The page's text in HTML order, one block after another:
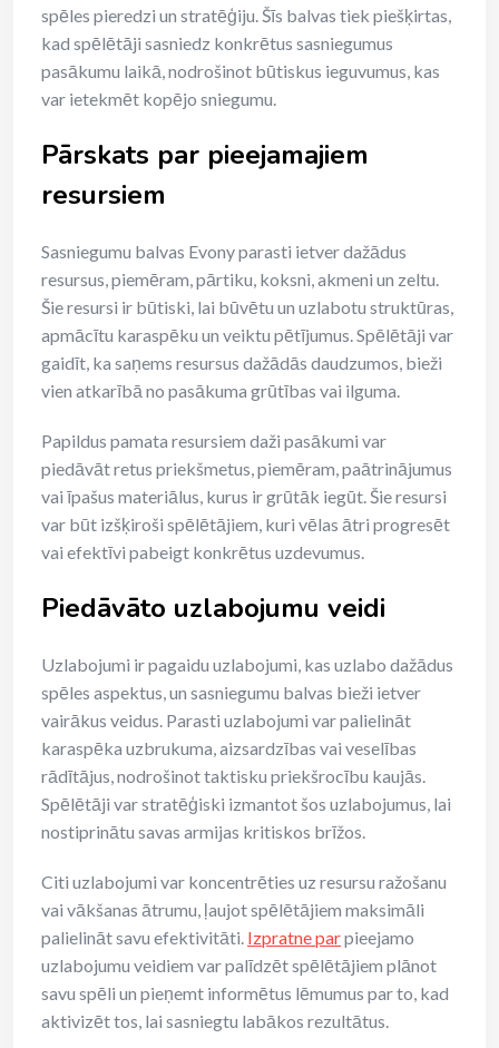
spēles pieredzi un stratēģiju. Šīs balvas tiek piešķirtas,
kad spēlētāji sasniedz konkrētus sasniegumus
pasākumu laikā, nodrošinot būtiskus ieguvumus, kas
var ietekmēt kopējo sniegumu.
Pārskats par pieejamajiem
resursiem
Sasniegumu balvas Evony parasti ietver dažādus
resursus, piemēram, pārtiku, koksni, akmeni un zeltu.
Šie resursi ir būtiski, lai būvētu un uzlabotu struktūras,
apmācītu karaspēku un veiktu pētījumus. Spēlētāji var
gaidīt, ka saņems resursus dažādās daudzumos, bieži
vien atkarībā no pasākuma grūtības vai ilguma.
Papildus pamata resursiem daži pasākumi var
piedāvāt retus priekšmetus, piemēram, paātrinājumus
vai īpašus materiālus, kurus ir grūtāk iegūt. Šie resursi
var būt izšķiroši spēlētājiem, kuri vēlas ātri progresēt
vai efektīvi pabeigt konkrētus uzdevumus.
Piedāvāto uzlabojumu veidi
Uzlabojumi ir pagaidu uzlabojumi, kas uzlabo dažādus
spēles aspektus, un sasniegumu balvas bieži ietver
vairākus veidus. Parasti uzlabojumi var palielināt
karaspēka uzbrukuma, aizsardzības vai veselības
rādītājus, nodrošinot taktisku priekšrocību kaujās.
Spēlētāji var stratēģiski izmantot šos uzlabojumus, lai
nostiprinātu savas armijas kritiskos brīžos.
Citi uzlabojumi var koncentrēties uz resursu ražošanu
vai vākšanas ātrumu, ļaujot spēlētājiem maksimāli
palielināt savu efektivitāti. Izpratne parpieejamo
uzlabojumu veidiem var palīdzēt spēlētājiem plānot
savu spēli un pieņemt informētus lēmumus par to, kad
aktivizēt tos, lai sasniegtu labākos rezultātus.